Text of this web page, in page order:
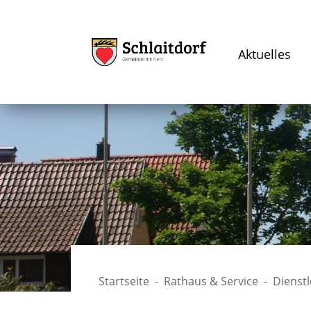
Aktuelles
Startseite Rathaus & Service